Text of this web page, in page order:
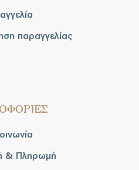
παραγγελίας
& Πληρωμή